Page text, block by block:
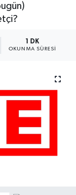
1 DK
OKUNMA SÜRESI